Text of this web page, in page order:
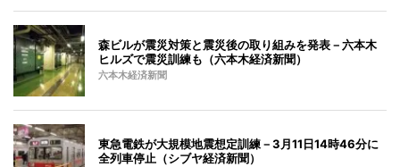
森ビルが震災対策と震災後の取り組みを発表－六本木
ヒルズで震災訓練も（六本木経済新聞）
六本木経済新聞
東急電鉄が大規模地震想定訓練－3月11日14時46分に
全列車停止（シブヤ経済新聞）